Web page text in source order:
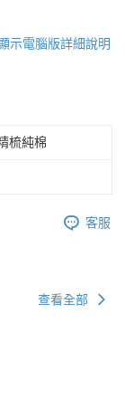
示電腦版詳細說明
梳純棉
客服
查看全部